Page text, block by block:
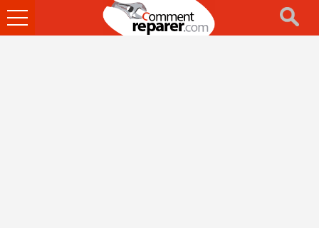
Ouvrir
le